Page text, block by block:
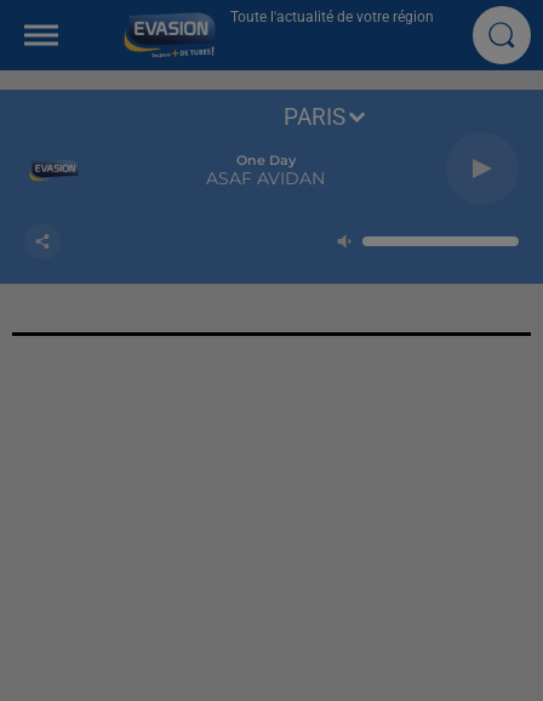
Toute l'actualité de votre région
One Day
ASAF AVIDAN
PARIS